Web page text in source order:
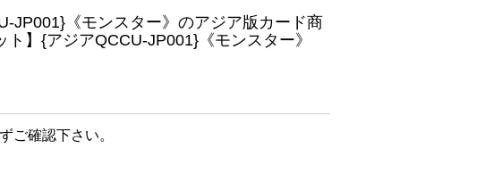
JP001}《モンスター》のアジア版カード商
】{アジアQCCU-JP001}《モンスター》
ご確認下さい。